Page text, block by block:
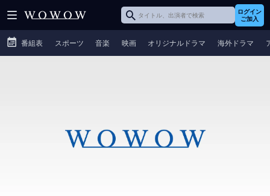
ログイン
ご加入
番組表 スポーツ 音楽 映画 オリジナルドラマ 海外ドラマ